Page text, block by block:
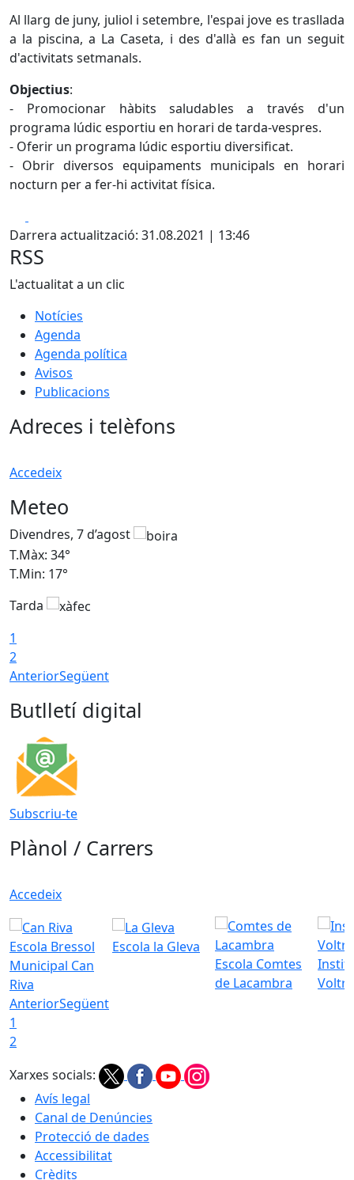
Al llarg de juny, juliol i setembre, l'espai jove es trasllada
a la piscina, a La Caseta, i des d'allà es fan un seguit
d'activitats setmanals.
Objectius:
- Promocionar hàbits saludables a través d'un
programa lúdic esportiu en horari de tarda-vespres.
- Oferir un programa lúdic esportiu diversificat.
- Obrir diversos equipaments municipals en horari
nocturn per a fer-hi activitat física.
Darrera actualització: 31.08.2021 | 13:46
RSS
L'actualitat a un clic
Notícies
Agenda
Agenda política
Avisos
Publicacions
Adreces i telèfons
Accedeix
Meteo
Divendres, 7 d’agost
T.Màx: 34°
T.Min: 17°
Tarda
1
2
AnteriorSegüent
Butlletí digital
Subscriu-te
Plànol / Carrers
Accedeix
Escola Bressol
Municipal Can
Riva
Escola la Gleva
Escola Comtes
de Lacambra
AnteriorSegüent
1
2
Xarxes socials:
Avís legal
Canal de Denúncies
Protecció de dades
Accessibilitat
Crèdits